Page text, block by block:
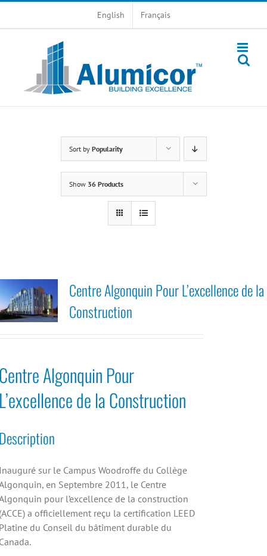
English Français
Sort by Popularity
Show 36 Products
Centre Algonquin Pour L’excellence de la
Construction
Algonquin Pour
de la Construction
sur le Campus Woodroffe du Collège
en Septembre 2011, le Centre
pour l’excellence de la construction
a officiellement reçu la certification LEED
du Conseil du bâtiment durable du